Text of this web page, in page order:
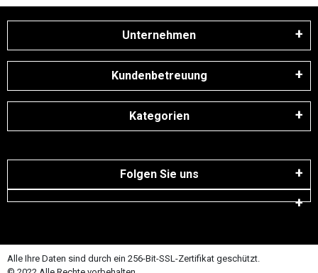
Unternehmen
Kundenbetreuung
Kategorien
Folgen Sie uns
Alle Ihre Daten sind durch ein 256-Bit-SSL-Zertifikat geschützt.